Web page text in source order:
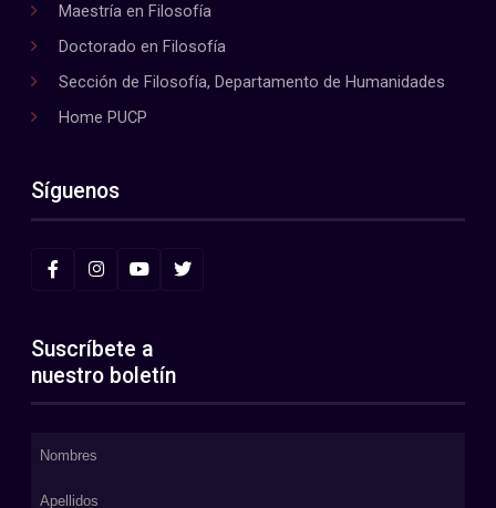
Maestría en Filosofía
Doctorado en Filosofía
Sección de Filosofía, Departamento de Humanidades
Home PUCP
Síguenos
Suscríbete a
nuestro boletín